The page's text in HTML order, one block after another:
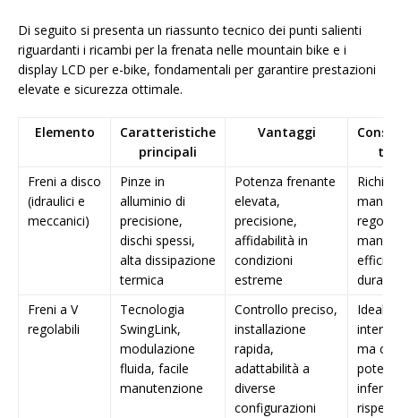
Di seguito si presenta un riassunto tecnico dei punti salienti
riguardanti i ricambi per la frenata nelle mountain bike e i
display LCD per e-bike, fondamentali per garantire prestazioni
elevate e sicurezza ottimale.
Elemento
Caratteristiche
principali
Vantaggi
Freni a disco
(idraulici e
meccanici)
Pinze in
alluminio di
precisione,
dischi spessi,
alta dissipazione
termica
Potenza frenante
elevata,
precisione,
affidabilità in
condizioni
estreme
durata
Freni a V
regolabili
Tecnologia
SwingLink,
modulazione
fluida, facile
manutenzione
Controllo preciso,
installazione
rapida,
adattabilità a
diverse
configurazioni
Ideali
ma con